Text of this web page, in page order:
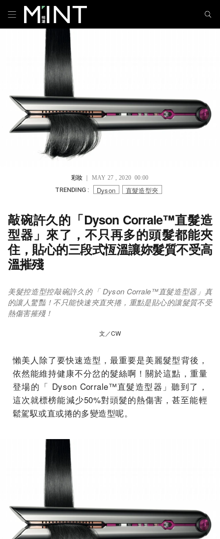
彩妝｜ MAY 27 , 2020 00:00
TRENDING : Dyson 直髮造型夾
敲碗許久的「Dyson Corrale™直髮造
型器」來了，不只再多的頭髮都能夾
住，貼心的三段式恆溫讓妳髮質不受高
溫摧殘
美髮控造型控敲碗許久的「 Dyson Corrale™直髮造型器」真
的讓人驚豔！不只能快速夾直夾捲，重點是貼心的讓髮質不受
熱傷害摧殘！
文／CW
懶美人除了要快速造型，最重要是美麗髮型背後，
依然能維持健康不分岔的髮絲啊！關於這點，重量
登場的「 Dyson Corrale™直髮造型器」聽到了，
這次就標榜能減少50%對頭髮的熱傷害，甚至能輕
鬆駕馭或直或捲的多變造型呢。